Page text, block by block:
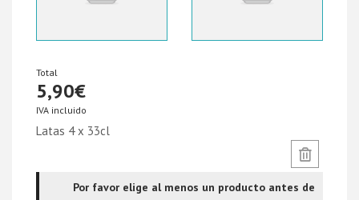
Total
5,90€
IVA incluido
Latas 4 x 33cl
Por favor elige al menos un producto antes de